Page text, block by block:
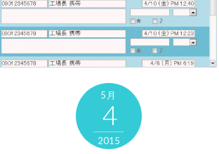
5月
4
2015